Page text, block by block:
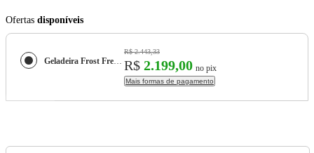
Ofertas disponíveis
Geladeira Frost Free Consul 337 Litros CRB39MB Branco - 110V
R$ 2.443,33
R$ 2.199,00 no pix
Mais formas de pagamento